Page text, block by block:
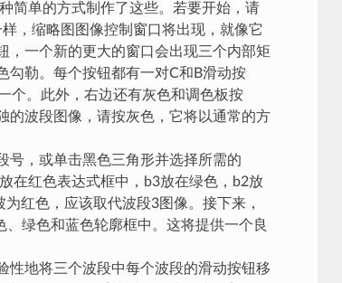
简单的方式制作了这些。若要开始，请
，缩略图图像控制窗口将出现，就像它
，一个新的更大的窗口会出现三个内部矩
勾勒。每个按钮都有一对C和B滑动按
个。此外，右边还有灰色和调色板按
的波段图像，请按灰色，它将以通常的方
号，或单击黑色三角形并选择所需的
在红色表达式框中，b3放在绿色，b2放
红色，应该取代波段3图像。接下来，
绿色和蓝色轮廓框中。这将提供一个良
性地将三个波段中每个波段的滑动按钮移